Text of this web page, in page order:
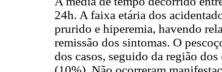
24h. A faixa etária dos
prurido e hiperemia, havendo
remissão dos sintomas. O
dos casos, seguido da região